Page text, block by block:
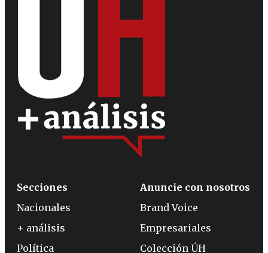
Secciones
Nacionales
+ análisis
Política
Anuncie con nosotros
Brand Voice
Empresariales
Colección ÚH